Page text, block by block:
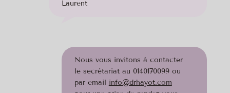
Laurent
Nous vous invitons à contacter
le secrétariat au 0140170099 ou
par email info@drhayot.com